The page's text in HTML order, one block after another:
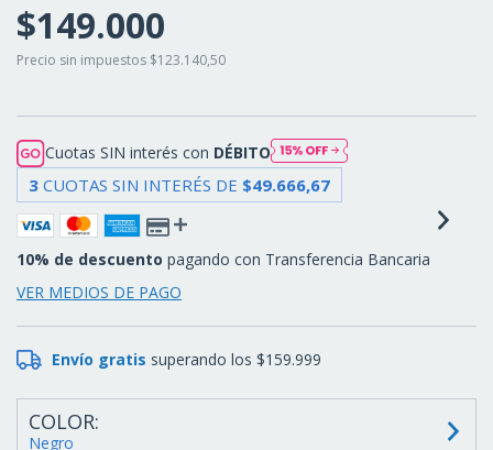
$149.000
Precio sin impuestos $123.140,50
Cuotas SIN interés con DÉBITO
3 CUOTAS SIN INTERÉS DE $49.666,67
10% de descuento pagando con Transferencia Bancaria
VER MEDIOS DE PAGO
Envío gratis superando los$159.999
COLOR:
Negro